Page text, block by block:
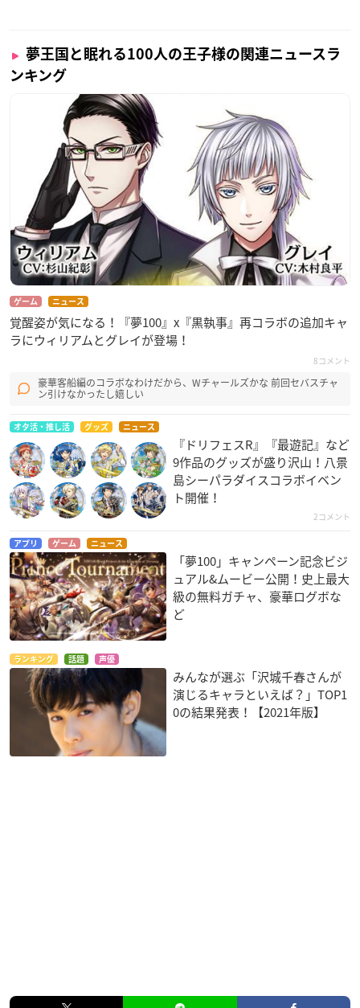
夢王国と眠れる100人の王子様の関連ニュースラ
ンキング
ゲーム ニュース
覚醒姿が気になる！『夢100』x『黒執事』再コラボの追加キャ
ラにウィリアムとグレイが登場！
8コメント
豪華客船編のコラボなわけだから、Wチャールズかな 前回セバスチャ
ン引けなかったし嬉しい
オタ活・推し活 グッズ ニュース
『ドリフェスR』『最遊記』など
9作品のグッズが盛り沢山！八景
島シーパラダイスコラボイベン
ト開催！
2コメント
アプリ ゲーム ニュース
「夢100」キャンペーン記念ビジ
ュアル&ムービー公開！史上最大
級の無料ガチャ、豪華ログボな
ど
ランキング 話題 声優
みんなが選ぶ「沢城千春さんが
演じるキャラといえば？」TOP1
0の結果発表！【2021年版】